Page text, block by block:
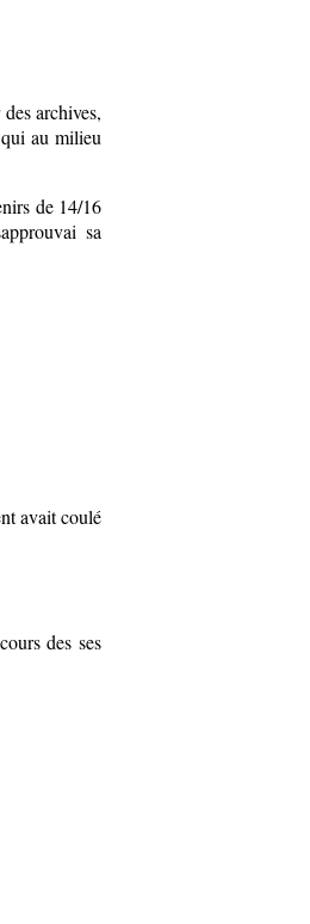
archives,
au milieu
de 14/16
sa
avait coulé
des ses